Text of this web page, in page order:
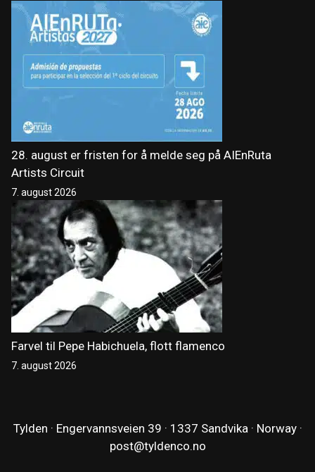
28. august er fristen for å melde seg på AIEnRuta
Artists Circuit
7. august 2026
Farvel til Pepe Habichuela, flott flamenco
7. august 2026
Tylden · Engervannsveien 39 · 1337 Sandvika · Norway ·
post@tyldenco.no